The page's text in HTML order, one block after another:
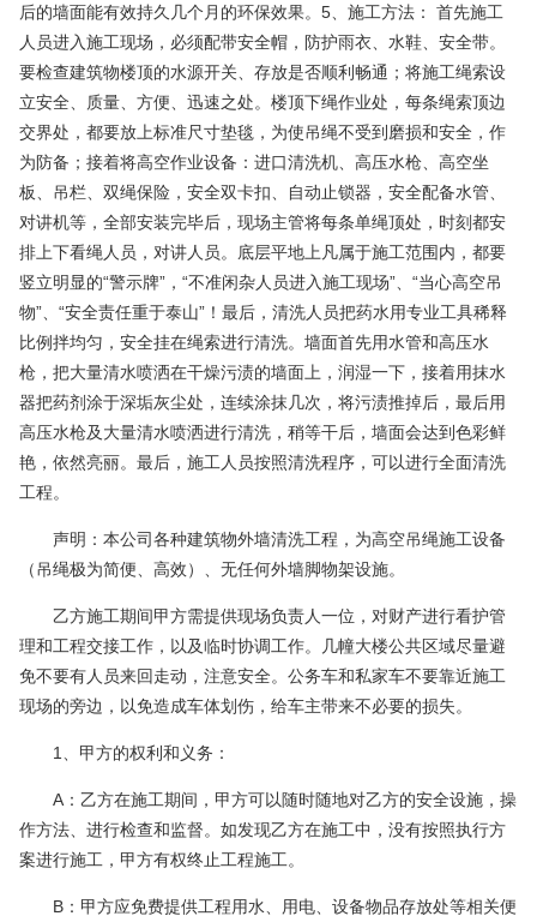
后的墙面能有效持久几个月的环保效果。5、施工方法： 首先施工
人员进入施工现场，必须配带安全帽，防护雨衣、水鞋、安全带。
要检查建筑物楼顶的水源开关、存放是否顺利畅通；将施工绳索设
立安全、质量、方便、迅速之处。楼顶下绳作业处，每条绳索顶边
交界处，都要放上标准尺寸垫毯，为使吊绳不受到磨损和安全，作
为防备；接着将高空作业设备：进口清洗机、高压水枪、高空坐
板、吊栏、双绳保险，安全双卡扣、自动止锁器，安全配备水管、
对讲机等，全部安装完毕后，现场主管将每条单绳顶处，时刻都安
排上下看绳人员，对讲人员。底层平地上凡属于施工范围内，都要
竖立明显的“警示牌”，“不准闲杂人员进入施工现场”、“当心高空吊
物”、“安全责任重于泰山”！最后，清洗人员把药水用专业工具稀释
比例拌均匀，安全挂在绳索进行清洗。墙面首先用水管和高压水
枪，把大量清水喷洒在干燥污渍的墙面上，润湿一下，接着用抹水
器把药剂涂于深垢灰尘处，连续涂抹几次，将污渍推掉后，最后用
高压水枪及大量清水喷洒进行清洗，稍等干后，墙面会达到色彩鲜
艳，依然亮丽。最后，施工人员按照清洗程序，可以进行全面清洗
工程。
声明：本公司各种建筑物外墙清洗工程，为高空吊绳施工设备
（吊绳极为简便、高效）、无任何外墙脚物架设施。
乙方施工期间甲方需提供现场负责人一位，对财产进行看护管
理和工程交接工作，以及临时协调工作。几幢大楼公共区域尽量避
免不要有人员来回走动，注意安全。公务车和私家车不要靠近施工
现场的旁边，以免造成车体划伤，给车主带来不必要的损失。
1、甲方的权利和义务：
A：乙方在施工期间，甲方可以随时随地对乙方的安全设施，操
作方法、进行检查和监督。如发现乙方在施工中，没有按照执行方
案进行施工，甲方有权终止工程施工。
B：甲方应免费提供工程用水、用电、设备物品存放处等相关便